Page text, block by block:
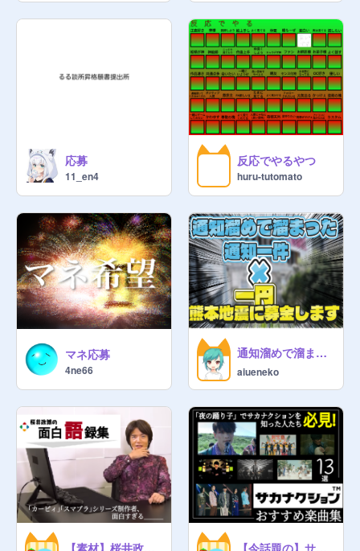
応募
11_en4
反応でやるやつ
huru-tutomato
マネ応募
4ne66
通知溜めで溜まった通知✖️一円熊本地震に募金します
aiueneko